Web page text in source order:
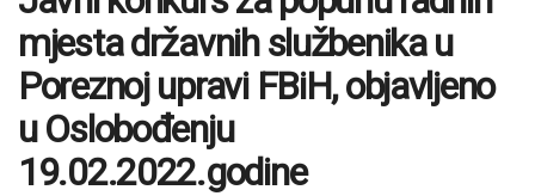
mjesta državnih službenika u
Poreznoj upravi FBiH, objavljeno
u Oslobođenju
19.02.2022.godine